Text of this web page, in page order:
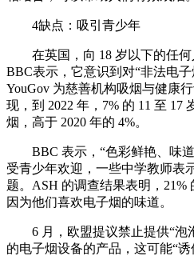
4缺点：吸引青少年
在英国，向 18 岁以下的任
BBC表示，它意识到对“非法电子
YouGov 为慈善机构吸烟与健康
现，到 2022 年，7% 的 11 至 17
烟，高于 2020 年的 4%。
BBC 表示，“色彩鲜艳、味
受青少年欢迎，一些中学教师表
题。ASH 的调查结果表明，21%
因为他们喜欢电子烟的味道。
6 月，欧盟提议禁止提供“泡
的电子烟设备的产品，这可能“诱